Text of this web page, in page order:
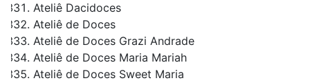
Ateliê Dacidoces
Ateliê de Doces
Ateliê de Doces Grazi Andrade
Ateliê de Doces Maria Mariah
Ateliê de Doces Sweet Maria